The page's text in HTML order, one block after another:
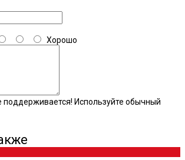
Хорошо
поддерживается! Используйте обычный